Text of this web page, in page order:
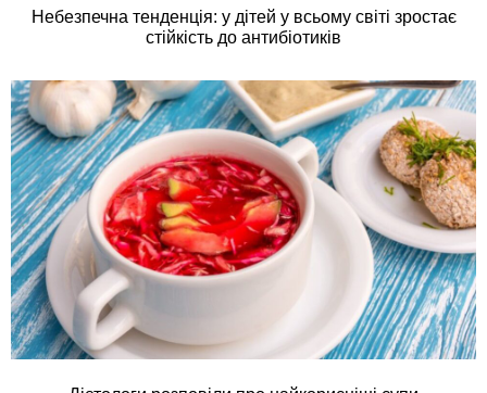
Небезпечна тенденція: у дітей у всьому світі зростає
стійкість до антибіотиків